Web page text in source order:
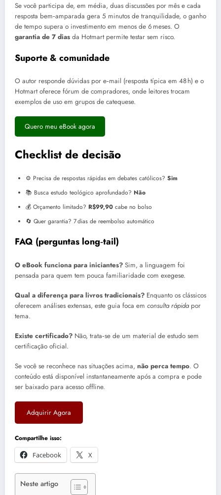
Se você participa de, em média, duas discussões por mês e cada
resposta bem‑amparada gera 5 minutos de tranquilidade, o ganho
de tempo supera o investimento em menos de 6 meses. O
garantia de 7 dias da Hotmart permite testar sem risco.
Suporte & comunidade
O autor responde dúvidas por e‑mail (resposta típica em 48 h) e o
Hotmart oferece fórum de compradores, onde leitores trocam
exemplos de uso em grupos de catequese.
Quero meu eBook agora
Checklist de decisão
⚙️ Precisa de respostas rápidas em debates católicos? Sim
📚 Busca estudo teológico aprofundado? Não
💰 Orçamento limitado? R$99,90 cabe no bolso
🔄 Quer garantia? 7 dias de reembolso automático
FAQ (perguntas long‑tail)
O eBook funciona para iniciantes? Sim, a linguagem foi
pensada para quem tem pouca familiaridade com exegese.
Qual a diferença para livros tradicionais? Enquanto os clássicos
oferecem análises extensas, este guia foca em consulta rápidapor
tema.
Existe certificado? Não, trata‑se de um material de estudo sem
certificação oficial.
Se você se reconhece nas situações acima, não perca tempo. O
conteúdo está disponível instantaneamente após a compra e pode
ser baixado para acesso offline.
Adquirir Agora
Compartilhe isso:
Facebook
X
Neste artigo